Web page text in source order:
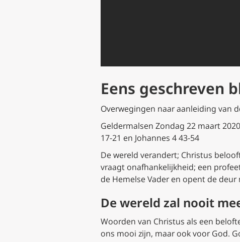
Eens geschreven
Overwegingen naar aanleiding van
Geldermalsen Zondag 22 maart
17-21 en Johannes 4 43-54
De wereld verandert; Christus
vraagt onafhankelijkheid; een
de Hemelse Vader en opent de deur
De wereld zal nooit
Woorden van Christus als een
ons mooi zijn, maar ook voor God.